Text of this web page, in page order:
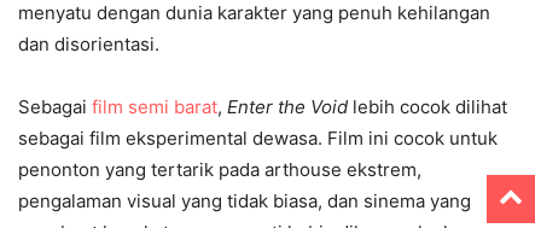
menyatu dengan dunia karakter yang penuh kehilangan
dan disorientasi.
Sebagai film semi barat, Enter the Void lebih cocok dilihat
sebagai film eksperimental dewasa. Film ini cocok untuk
penonton yang tertarik pada arthouse ekstrem,
pengalaman visual yang tidak biasa, dan sinema yang